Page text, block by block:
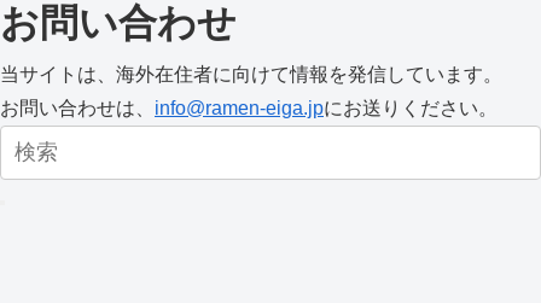
お問い合わせ
当サイトは、海外在住者に向けて情報を発信しています。
お問い合わせは、 info@ramen-eiga.jpにお送りください。